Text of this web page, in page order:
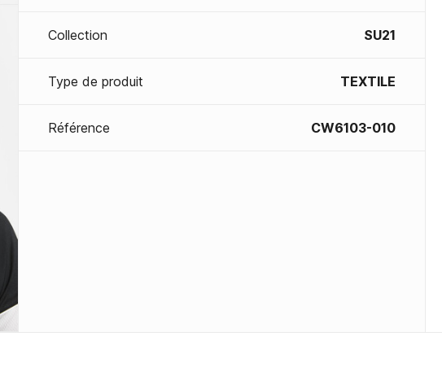
Collection SU21
Type de produit TEXTILE
Référence CW6103-010